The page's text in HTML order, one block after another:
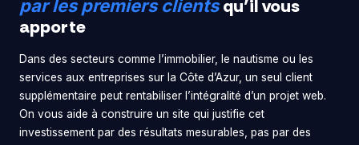
par les premiers clientsqu’il vous
apporte
Dans des secteurs comme l’immobilier, le nautisme ou les
services aux entreprises sur la Côte d’Azur, un seul client
supplémentaire peut rentabiliser l’intégralité d’un projet web.
On vous aide à construire un site qui justifie cet
investissement par des résultats mesurables, pas par des